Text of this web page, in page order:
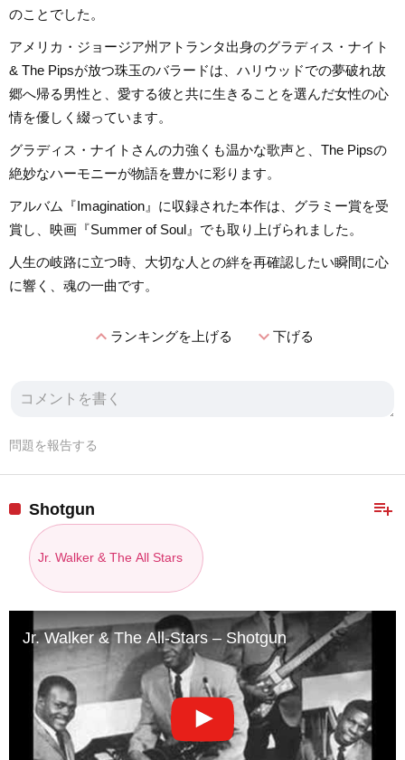
のことでした。
アメリカ・ジョージア州アトランタ出身のグラディス・ナイト
& The Pipsが放つ珠玉のバラードは、ハリウッドでの夢破れ故
郷へ帰る男性と、愛する彼と共に生きることを選んだ女性の心
情を優しく綴っています。
グラディス・ナイトさんの力強くも温かな歌声と、The Pipsの
絶妙なハーモニーが物語を豊かに彩ります。
アルバム『Imagination』に収録された本作は、グラミー賞を受
賞し、映画『Summer of Soul』でも取り上げられました。
人生の岐路に立つ時、大切な人との絆を再確認したい瞬間に心
に響く、魂の一曲です。
expand_lessランキングを上げる expand_more下げる
問題を報告する
playlist_add
Shotgun
Jr. Walker & The All Stars
Jr. Walker & The All-Stars – Shotgun